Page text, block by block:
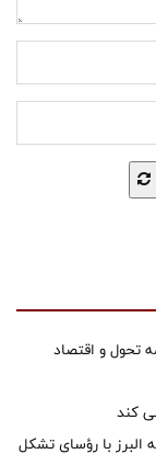
تحول و اقتصاد
کند
با رؤسای تشکل